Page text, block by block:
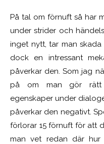
På tal om förnuft så har
under strider och
inget nytt, tar man skada
dock en intressant
påverkar den. Som jag
på om man gör rätt
egenskaper under
påverkar den negativt.
förlorar 15 förnuft för att
man vet redan där hur